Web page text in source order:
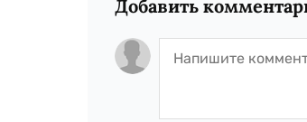
Добавить